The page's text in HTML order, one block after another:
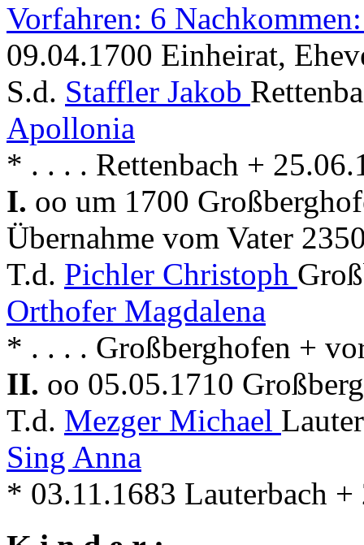
Vorfahren: 6
09.04.1700 Einheirat,
S.d. Staffler Jakob
Apollonia
* . . . . Rettenbach +
I. oo um 1700
Übernahme vom Vater
T.d. Pichler Christoph
Orthofer Magdalena
* . . . . Großberghofen +
II. oo 05.05.1710
T.d. Mezger Michael
Sing Anna
* 03.11.1683 Lauterbach